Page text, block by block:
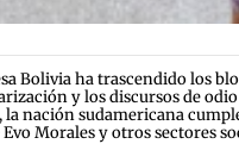
Bolivia ha trascendido los
y los discursos de
nación sudamericana
Morales y otros sectores